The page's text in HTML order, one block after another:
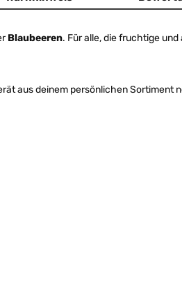
Blaubeeren. Für alle, die fruchtige
aus deinem persönlichen Sortiment